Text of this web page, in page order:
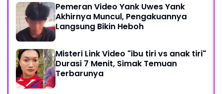
Pemeran Video Yank Uwes Yank
Akhirnya Muncul, Pengakuannya
Langsung Bikin Heboh
Misteri Link Video "ibu tiri vs anak tiri"
Durasi 7 Menit, Simak Temuan
Terbarunya